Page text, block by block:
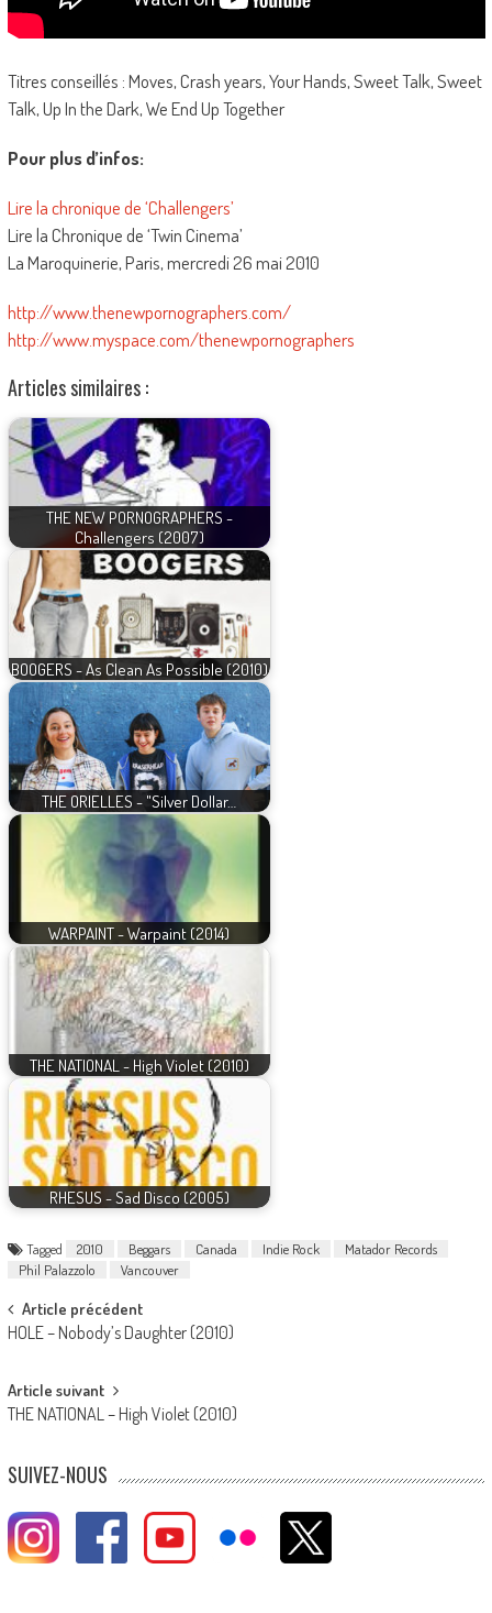
Titres conseillés : Moves, Crash years, Your Hands, Sweet Talk, Sweet
Talk, Up In the Dark, We End Up Together
Pour plus d’infos:
Lire la chronique de ‘Challengers’
Lire la Chronique de ‘Twin Cinema’
La Maroquinerie, Paris, mercredi 26 mai 2010
http://www.thenewpornographers.com/
http://www.myspace.com/thenewpornographers
Articles similaires :
THE NEW PORNOGRAPHERS -
Challengers (2007)
BOOGERS - As Clean As Possible (2010)
THE ORIELLES - "Silver Dollar…
WARPAINT - Warpaint (2014)
THE NATIONAL - High Violet (2010)
RHESUS - Sad Disco (2005)
Tagged 2010 Beggars Canada Indie Rock
Matador Records
Phil Palazzolo
Vancouver
Post
navigation
Article précédent
HOLE – Nobody’s Daughter (2010)
Article suivant
THE NATIONAL – High Violet (2010)
SUIVEZ-NOUS